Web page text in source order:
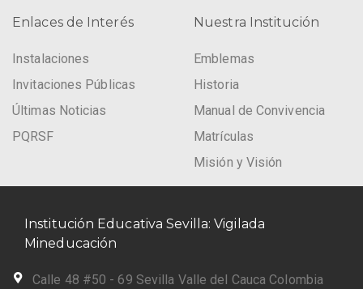
Enlaces de Interés
Instalaciones
Invitaciones Públicas
Últimas Noticias
PQRSF
Nuestra Institución
Emblemas
Historia
Manual de Convivencia
Matrículas
Misión y Visión
Institución Educativa Sevilla: Vigilada
Mineducación
Calle 48 #50 - 69 Sevilla Valle del Cauca Colombia